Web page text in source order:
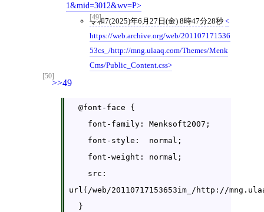
1&mid=3012&wv=P
[49]
令和7(2025)年6月27日(金) 8時47分28秒
https://web.archive.org/web/201107171536
53cs_/http://mng.ulaaq.com/Themes/Menk
Cms/Public_Content.css
[50]
>>49
url(/web/20110717153653im_/http://
  }